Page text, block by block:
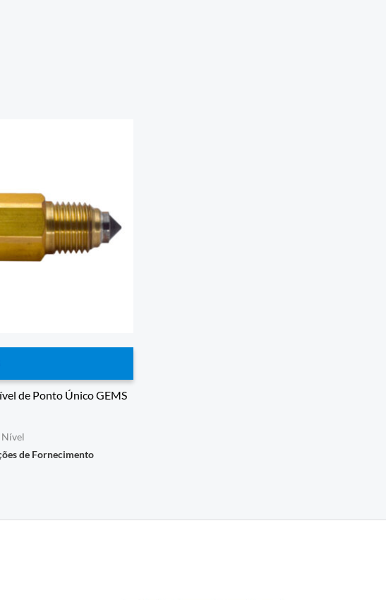
de Ponto Único GEMS
Nível
de Fornecimento